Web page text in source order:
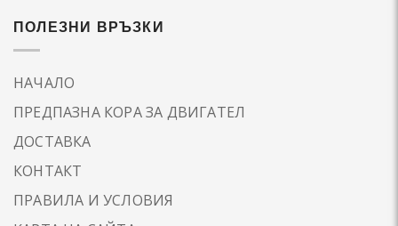
ПОЛЕЗНИ ВРЪЗКИ
НАЧАЛО
ПРЕДПАЗНА КОРА ЗА ДВИГАТЕЛ
ДОСТАВКА
КОНТАКТ
ПРАВИЛА И УСЛОВИЯ